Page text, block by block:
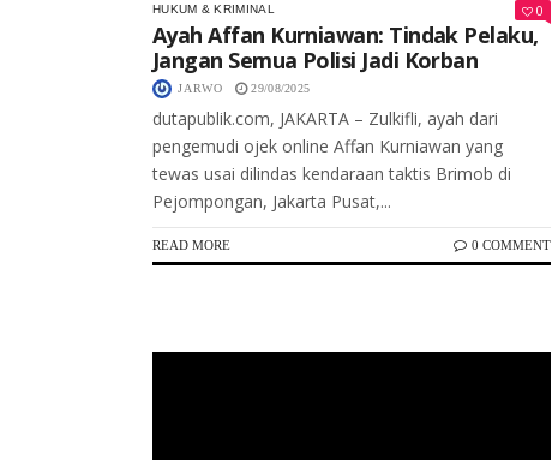
HUKUM & KRIMINAL 0
Ayah Affan Kurniawan: Tindak Pelaku,
Jangan Semua Polisi Jadi Korban
JARWO 29/08/2025
dutapublik.com, JAKARTA – Zulkifli, ayah dari
pengemudi ojek online Affan Kurniawan yang
tewas usai dilindas kendaraan taktis Brimob di
Pejompongan, Jakarta Pusat,...
READ MORE 0 COMMENT
Keterangan Gambar: Kadiv Propam Polri Irjen Pol Abdul Karim bersama jajaran kepolisian dan perwakilan lembaga eksternal memberikan keterangan pers terkait kasus tabrakan yang melibatkan tujuh personel Brimob, di Gedung Divpropam Mabes Polri, Jakarta, Jumat (29/8/2025).